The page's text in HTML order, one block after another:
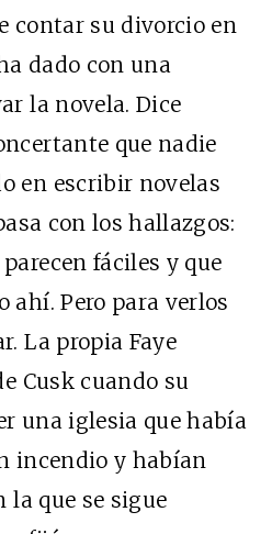
contar su divorcio en
dado con una
la novela. Dice
que nadie
en escribir novelas
con los hallazgos:
fáciles y que
ahí. Pero para verlos
La propia Faye
Cusk cuando su
una iglesia que había
incendio y habían
la que se sigue